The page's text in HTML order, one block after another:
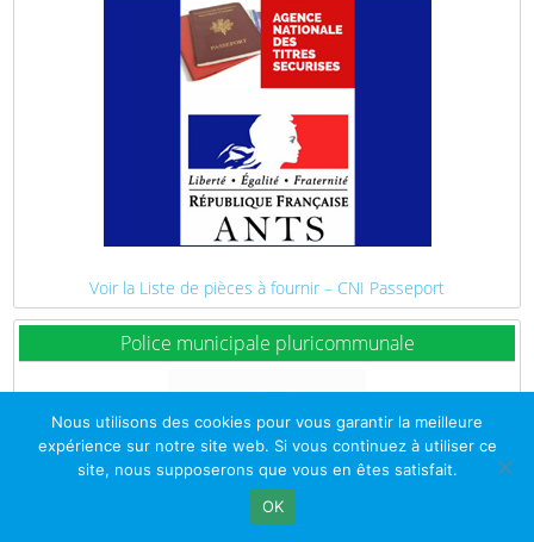
Voir la Liste de pièces à fournir – CNI Passeport
Police municipale pluricommunale
Nous utilisons des cookies pour vous garantir la meilleure
expérience sur notre site web. Si vous continuez à utiliser ce
site, nous supposerons que vous en êtes satisfait.
OK